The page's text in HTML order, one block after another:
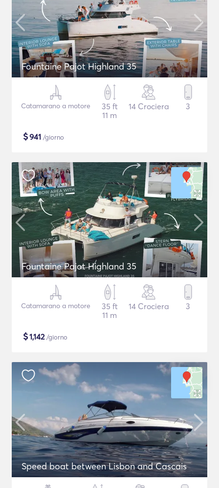
Fountaine Pajot Highland 35
Catamarano a motore
35 ft
11 m
14 Crociera 3
$941 /giorno
Fountaine Pajot Highland 35
Catamarano a motore
35 ft
11 m
14 Crociera 3
$1,142/giorno
Speed boat between Lisbon and Cascais